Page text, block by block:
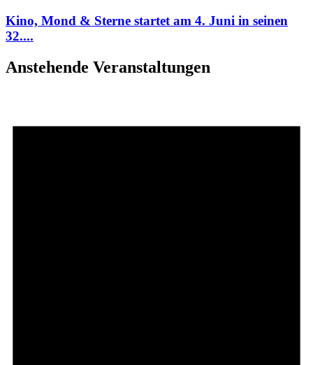
Kino, Mond & Sterne startet am 4. Juni in seinen
32....
Anstehende Veranstaltungen